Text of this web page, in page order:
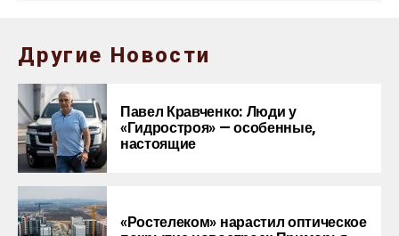
Другие Новости
Павел Кравченко: Люди у
«Гидростроя» — особенные,
настоящие
«Ростелеком» нарастил оптическое